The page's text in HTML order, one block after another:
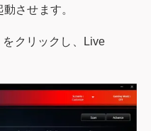
させます。
クリックし、Live